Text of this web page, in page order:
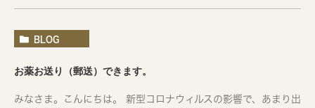
BLOG
お薬お送り（郵送）できます。
みなさま。こんにちは。 新型コロナウィルスの影響で、あまり出